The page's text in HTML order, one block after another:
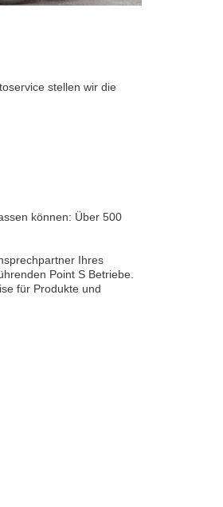
stellen wir die
können: Über 500
Ihres
Point S Betriebe.
für Produkte und